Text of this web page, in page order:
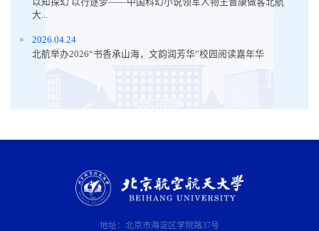
大...
2026.04.24
北航举办2026“书香承山海，文韵润芳华”校园阅读嘉年华
地址：北京市海淀区学院路37号